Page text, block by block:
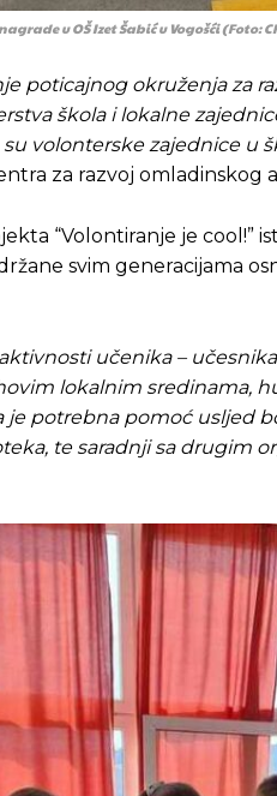
vam se zahvalimo što ste
vam se zahvalimo što ste
u OŠ Izet Šabić u Vogošći (Foto:
poticajnog okruženja za
škola i lokalne
volonterske zajednice u
za razvoj omladinskog
“Volontiranje je cool!”
svim generacijama
učenika –
lokalnim sredinama,
je potrebna pomoć usljed
te saradnji sa drugim